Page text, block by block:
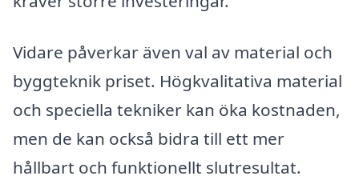
Vidare påverkar även val av material och
byggteknik priset. Högkvalitativa material
och speciella tekniker kan öka kostnaden,
men de kan också bidra till ett mer
hållbart och funktionellt slutresultat.